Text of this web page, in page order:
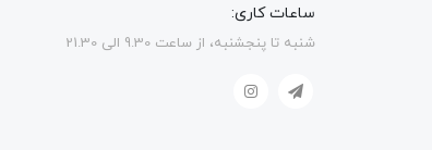
ساعات کاری:
شنبه تا پنجشنبه، از ساعت 9.30 الی 21.30